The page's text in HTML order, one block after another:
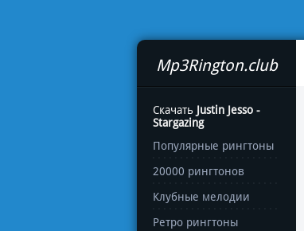
Mp3Rington.club
Скачать Justin Jesso -
Stargazing
Популярные рингтоны
20000 рингтонов
Клубные мелодии
Ретро рингтоны